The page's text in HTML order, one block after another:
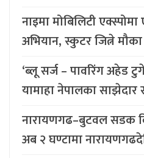
नाइमा मोबिलिटी
अभियान, स्कुटर जित्ने मौका
‘ब्लू सर्ज – पावरिंग अहेड
यामाहा नेपालका साझेदार
नारायणगढ–बुटवल सडक
अब २ घण्टामा